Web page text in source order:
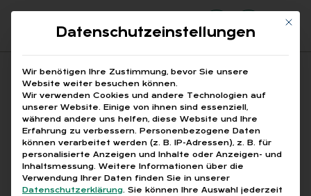
Suchfeld
Suchen
Breadcrumb-Navigation
STARTSEITE AUTOMATISIERTE TARIFVERARBEITUNG
Mit
Datenschutzeinstellungen
Wir benötigen Ihre Zustimmung, bevor Sie unsere
Website weiter besuchen können.
Wir verwenden Cookies und andere Technologien auf
unserer Website. Einige von ihnen sind essenziell,
während andere uns helfen, diese Website und Ihre
Erfahrung zu verbessern. Personenbezogene Daten
können verarbeitet werden (z. B. IP-Adressen), z. B. für
personalisierte Anzeigen und Inhalte oder Anzeigen- und
Inhaltsmessung. Weitere Informationen über die
Verwendung Ihrer Daten finden Sie in unserer
Datenschutzerklärung. Sie können Ihre Auswahl jederzeit